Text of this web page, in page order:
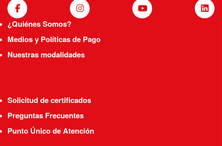
¿Quiénes Somos?
Medios y Políticas de Pago
Nuestras modalidades
Solicitud de certificados
Preguntas Frecuentes
Punto Único de Atención